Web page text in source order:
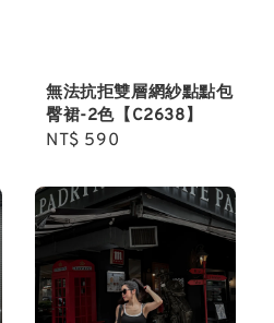
無法抗拒雙層網紗點點包
臀裙-2色【C2638】
Regular
NT$ 590